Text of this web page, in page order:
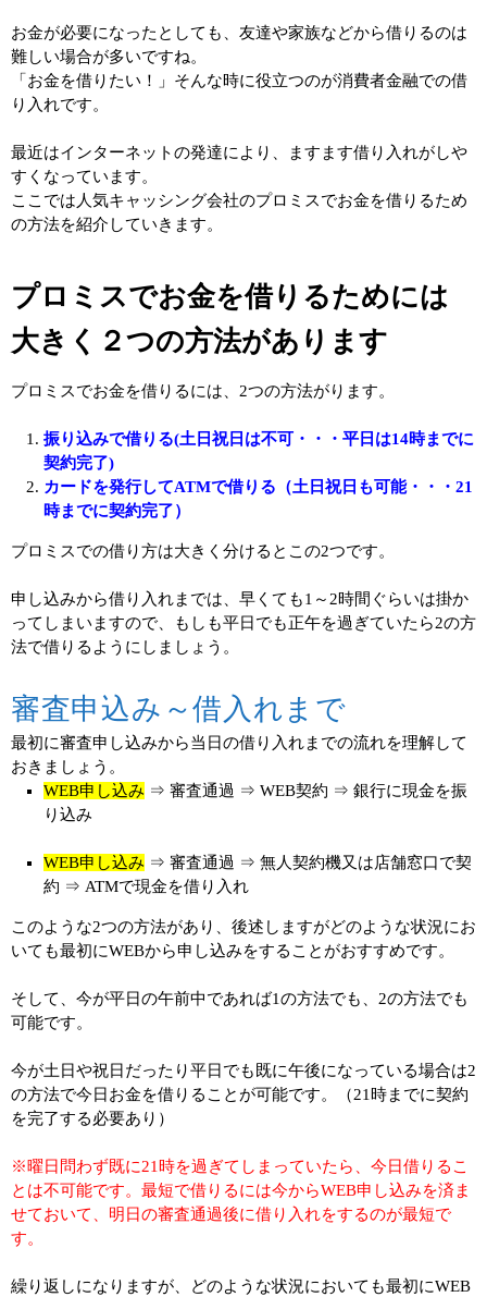
お金が必要になったとしても、友達や家族などから借りるのは
難しい場合が多いですね。
「お金を借りたい！」そんな時に役立つのが消費者金融での借
り入れです。
最近はインターネットの発達により、ますます借り入れがしや
すくなっています。
ここでは人気キャッシング会社のプロミスでお金を借りるため
の方法を紹介していきます。
プロミスでお金を借りるためには
大きく２つの方法があります
プロミスでお金を借りるには、2つの方法がります。
振り込みで借りる(土日祝日は不可・・・平日は14時までに
契約完了)
カードを発行してATMで借りる（土日祝日も可能・・・21
時までに契約完了）
プロミスでの借り方は大きく分けるとこの2つです。
申し込みから借り入れまでは、早くても1～2時間ぐらいは掛か
ってしまいますので、もしも平日でも正午を過ぎていたら2の方
法で借りるようにしましょう。
審査申込み～借入れまで
最初に審査申し込みから当日の借り入れまでの流れを理解して
おきましょう。
WEB申し込み ⇒ 審査通過 ⇒ WEB契約 ⇒ 銀行に現金を振
り込み
WEB申し込み ⇒ 審査通過 ⇒ 無人契約機又は店舗窓口で契
約 ⇒ ATMで現金を借り入れ
このような2つの方法があり、後述しますがどのような状況にお
いても最初にWEBから申し込みをすることがおすすめです。
そして、今が平日の午前中であれば1の方法でも、2の方法でも
可能です。
今が土日や祝日だったり平日でも既に午後になっている場合は2
の方法で今日お金を借りることが可能です。（21時までに契約
を完了する必要あり）
※曜日問わず既に21時を過ぎてしまっていたら、今日借りるこ
とは不可能です。最短で借りるには今からWEB申し込みを済ま
せておいて、明日の審査通過後に借り入れをするのが最短で
す。
繰り返しになりますが、どのような状況においても最初にWEB